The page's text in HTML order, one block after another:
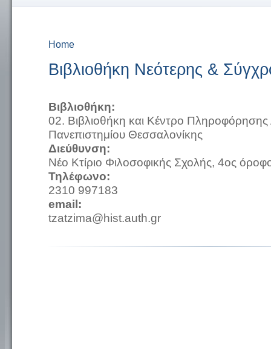
Home
Βιβλιοθήκη Νεότερης &
Βιβλιοθήκη:
02. Βιβλιοθήκη και Κέντρο Πληροφόρησης
Πανεπιστημίου Θεσσαλονίκης
Διεύθυνση:
Νέο Κτίριο Φιλοσοφικής Σχολής, 4ος
Τηλέφωνο:
2310 997183
email:
tzatzima@hist.auth.gr